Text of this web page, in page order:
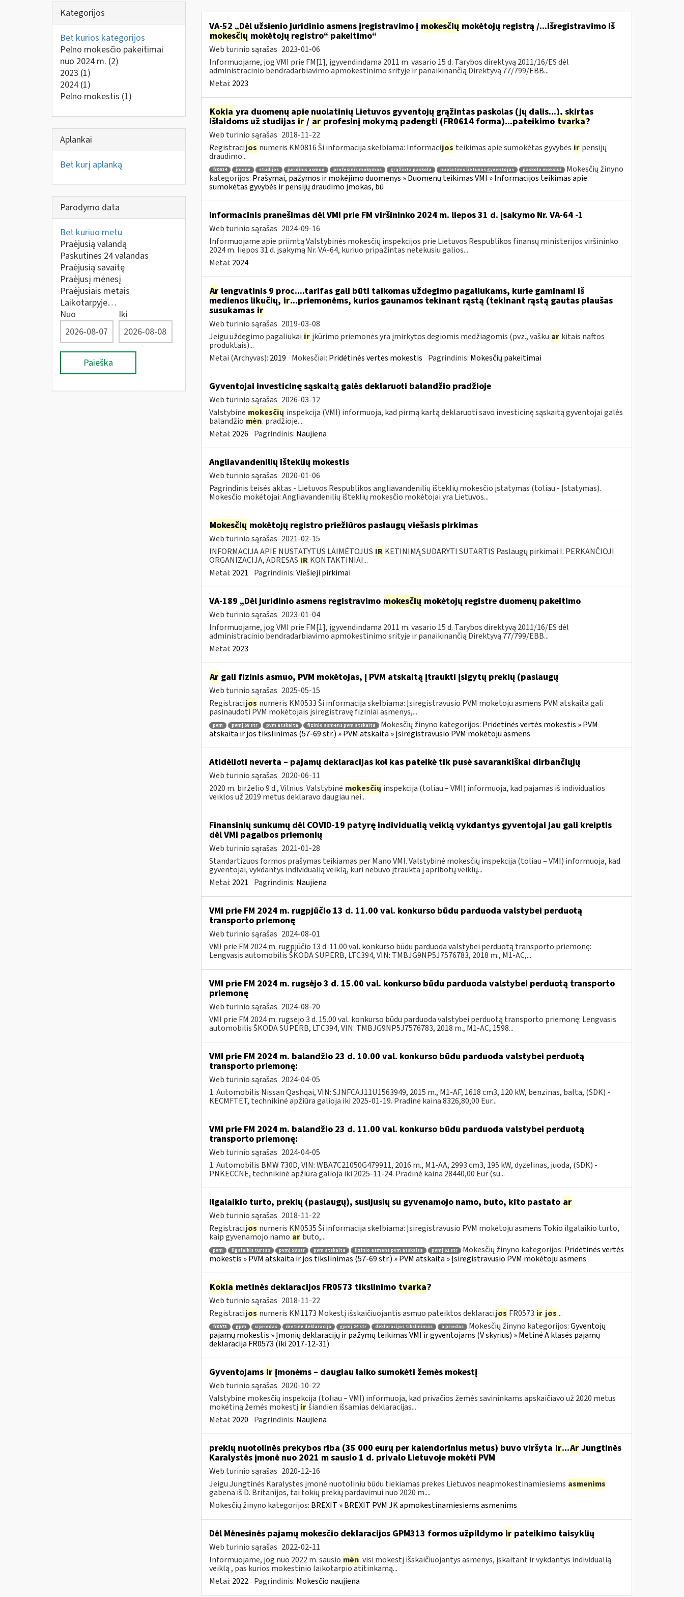
Kategorijos
Bet kurios kategorijos
Pelno mokesčio pakeitimai
nuo 2024 m. (2)
2023 (1)
2024 (1)
Pelno mokestis (1)
Aplankai
Bet kurį aplanką
Parodymo data
Bet kuriuo metu
Praėjusią valandą
Paskutines 24 valandas
Praėjusią savaitę
Praėjusį mėnesį
Praėjusiais metais
Laikotarpyje…
Nuo
Iki
Paieška
VA-52 „Dėl užsienio juridinio asmens įregistravimo į mokesčių mokėtojų registrą /...išregistravimo iš
mokesčių mokėtojų registro“ pakeitimo“
Web turinio sąrašas 2023-01-06
Informuojame, jog VMI prie FM[1], įgyvendindama 2011 m. vasario 15 d. Tarybos direktyvą 2011/16/ES dėl
administracinio bendradarbiavimo apmokestinimo srityje ir panaikinančią Direktyvą 77/799/EBB...
Metai: 2023
Kokia yra duomenų apie nuolatinių Lietuvos gyventojų grąžintas paskolas (jų dalis...), skirtas
išlaidoms už studijas ir/ arprofesinį mokymą padengti (FR0614 forma)...pateikimo tvarka?
Web turinio sąrašas 2018-11-22
Registracijos numeris KM0816 Ši informacija skelbiama: Informacijos teikimas apie sumokėtas gyvybės ir pensijų
draudimo...
fr0614 įmonė studijos juridinis asmuo profesinis mokymas grąžinta paskola nuolatinis lietuvos gyventojas paskola mokslui
Mokesčių žinyno
kategorijos: Prašymai, pažymos ir mokėjimo duomenys » Duomenų teikimas VMI » Informacijos teikimas apie
sumokėtas gyvybės ir pensijų draudimo įmokas, bū
Informacinis pranešimas dėl VMI prie FM viršininko 2024 m. liepos 31 d. įsakymo Nr. VA-64 -1
Web turinio sąrašas 2024-09-16
Informuojame apie priimtą Valstybinės mokesčių inspekcijos prie Lietuvos Respublikos finansų ministerijos viršininko
2024 m. liepos 31 d. įsakymą Nr. VA-64, kuriuo pripažintas netekusiu galios...
Metai: 2024
Arlengvatinis 9 proc....tarifas gali būti taikomas uždegimo pagaliukams, kurie gaminami iš
medienos likučių, ir...priemonėms, kurios gaunamos tekinant rąstą (tekinant rąstą gautas plaušas
susukamas ir
Web turinio sąrašas 2019-03-08
Jeigu uždegimo pagaliukai ir įkūrimo priemonės yra įmirkytos degiomis medžiagomis (pvz., vašku ar kitais naftos
produktais)...
Metai (Archyvas): 2019 Mokesčiai: Pridėtinės vertės mokestis Pagrindinis: Mokesčių pakeitimai
Gyventojai investicinę sąskaitą galės deklaruoti balandžio pradžioje
Web turinio sąrašas 2026-03-12
Valstybinė mokesčių inspekcija (VMI) informuoja, kad pirmą kartą deklaruoti savo investicinę sąskaitą gyventojai galės
balandžio mėn. pradžioje....
Metai: 2026 Pagrindinis: Naujiena
Angliavandenilių išteklių mokestis
Web turinio sąrašas 2020-01-06
Pagrindinis teisės aktas - Lietuvos Respublikos angliavandenilių išteklių mokesčio įstatymas (toliau - Įstatymas).
Mokesčio mokėtojai: Angliavandenilių išteklių mokesčio mokėtojai yra Lietuvos...
Mokesčių mokėtojų registro priežiūros paslaugų viešasis pirkimas
Web turinio sąrašas 2021-02-15
INFORMACIJA APIE NUSTATYTUS LAIMĖTOJUS IR KETINIMĄ SUDARYTI SUTARTIS Paslaugų pirkimai I. PERKANČIOJI
ORGANIZACIJA, ADRESAS IR KONTAKTINIAI...
Metai: 2021 Pagrindinis:Viešieji pirkimai
VA-189 „Dėl juridinio asmens registravimo mokesčių mokėtojų registre duomenų pakeitimo
Web turinio sąrašas 2023-01-04
Informuojame, jog VMI prie FM[1], įgyvendindama 2011 m. vasario 15 d. Tarybos direktyvą 2011/16/ES dėl
administracinio bendradarbiavimo apmokestinimo srityje ir panaikinančią Direktyvą 77/799/EBB...
Metai: 2023
Argali fizinis asmuo, PVM mokėtojas, į PVM atskaitą įtraukti įsigytų prekių (paslaugų
Web turinio sąrašas 2025-05-15
Registracijos numeris KM0533 Ši informacija skelbiama: Įsiregistravusio PVM mokėtoju asmens PVM atskaita gali
pasinaudoti PVM mokėtojais įsiregistravę fiziniai asmenys,...
pvm pvmį 58 str pvm atskaita fizinio asmens pvm atskaita Mokesčių žinyno kategorijos: Pridėtinės vertės mokestis » PVM
atskaita ir jos tikslinimas (57-69 str.) » PVM atskaita » Įsiregistravusio PVM mokėtoju asmens
Atidėlioti neverta – pajamų deklaracijas kol kas pateikė tik pusė savarankiškai dirbančiųjų
Web turinio sąrašas 2020-06-11
2020 m. birželio 9 d., Vilnius. Valstybinė mokesčių inspekcija (toliau – VMI) informuoja, kad pajamas iš individualios
veiklos už 2019 metus deklaravo daugiau nei...
Finansinių sunkumų dėl COVID-19 patyrę individualią veiklą vykdantys gyventojai jau gali kreiptis
dėl VMI pagalbos priemonių
Web turinio sąrašas 2021-01-28
Standartizuos formos prašymas teikiamas per Mano VMI. Valstybinė mokesčių inspekcija (toliau – VMI) informuoja, kad
gyventojai, vykdantys individualią veiklą, kuri nebuvo įtraukta į apribotų veiklų...
Metai: 2021 Pagrindinis: Naujiena
VMI prie FM 2024 m. rugpjūčio 13 d. 11.00 val. konkurso būdu parduoda valstybei perduotą
transporto priemonę
Web turinio sąrašas 2024-08-01
VMI prie FM 2024 m. rugpjūčio 13 d. 11.00 val. konkurso būdu parduoda valstybei perduotą transporto priemonę:
Lengvasis automobilis ŠKODA SUPERB, LTC394, VIN: TMBJG9NP5J7576783, 2018 m., M1-AC,...
VMI prie FM 2024 m. rugsėjo 3 d. 15.00 val. konkurso būdu parduoda valstybei perduotą transporto
priemonę
Web turinio sąrašas 2024-08-20
VMI prie FM 2024 m. rugsėjo 3 d. 15.00 val. konkurso būdu parduoda valstybei perduotą transporto priemonę: Lengvasis
automobilis ŠKODA SUPERB, LTC394, VIN: TMBJG9NP5J7576783, 2018 m., M1-AC, 1598...
VMI prie FM 2024 m. balandžio 23 d. 10.00 val. konkurso būdu parduoda valstybei perduotą
transporto priemonę:
Web turinio sąrašas 2024-04-05
1. Automobilis Nissan Qashqai, VIN: SJNFCAJ11U1563949, 2015 m., M1-AF, 1618 cm3, 120 kW, benzinas, balta, (SDK) -
KECMFTET, technikinė apžiūra galioja iki 2025-01-19. Pradinė kaina 8326,80,00 Eur...
VMI prie FM 2024 m. balandžio 23 d. 11.00 val. konkurso būdu parduoda valstybei perduotą
transporto priemonę:
Web turinio sąrašas 2024-04-05
1. Automobilis BMW 730D, VIN: WBA7C21050G479911, 2016 m., M1-AA, 2993 cm3, 195 kW, dyzelinas, juoda, (SDK) -
PNKECCNE, technikinė apžiūra galioja iki 2025-11-24. Pradinė kaina 28440,00 Eur (su...
ilgalaikio turto, prekių (paslaugų), susijusių su gyvenamojo namo, buto, kito pastato ar
Web turinio sąrašas 2018-11-22
Registracijos numeris KM0535 Ši informacija skelbiama: Įsiregistravusio PVM mokėtoju asmens Tokio ilgalaikio turto,
kaip gyvenamojo namo ar buto,...
pvm ilgalaikis turtas pvmį 58 str pvm atskaita fizinio asmens pvm atskaita pvmį 61 str Mokesčių žinyno kategorijos: Pridėtinės vertės
mokestis » PVM atskaita ir jos tikslinimas (57-69 str.) » PVM atskaita » Įsiregistravusio PVM mokėtoju asmens
Kokia metinės deklaracijos FR0573 tikslinimo tvarka?
Web turinio sąrašas 2018-11-22
Registracijos numeris KM1173 Mokestį išskaičiuojantis asmuo pateiktos deklaracijos FR0573 ir jos...
fr0573 gpm u priedas metinė deklaracija gpmį 24 str deklaracijos tikslinimas a priedas Mokesčių žinyno kategorijos:Gyventojų
pajamų mokestis » Įmonių deklaracijų ir pažymų teikimas VMI ir gyventojams (V skyrius) » Metinė A klasės pajamų
deklaracija FR0573 (iki 2017-12-31)
Gyventojams irįmonėms – daugiau laiko sumokėti žemės mokestį
Web turinio sąrašas 2020-10-22
Valstybinė mokesčių inspekcija (toliau – VMI) informuoja, kad privačios žemės savininkams apskaičiavo už 2020 metus
mokėtiną žemės mokestį ir šiandien išsamias deklaracijas...
Metai: 2020 Pagrindinis: Naujiena
prekių nuotolinės prekybos riba (35 000 eurų per kalendorinius metus) buvo viršyta ir...ArJungtinės
Karalystės įmonė nuo 2021 m sausio 1 d. privalo Lietuvoje mokėti PVM
Web turinio sąrašas 2020-12-16
Jeigu Jungtinės Karalystės įmonė nuotoliniu būdu tiekiamas prekes Lietuvos neapmokestinamiesiems asmenims
gabena iš D. Britanijos, tai tokių prekių pardavimui nuo 2020 m....
Mokesčių žinyno kategorijos: BREXIT » BREXIT PVM JK apmokestinamiesiems asmenims
Dėl Mėnesinės pajamų mokesčio deklaracijos GPM313 formos užpildymo irpateikimo taisyklių
Web turinio sąrašas 2022-02-11
Informuojame, jog nuo 2022 m. sausio mėn. visi mokestį išskaičiuojantys asmenys, įskaitant ir vykdantys individualią
veiklą , pas kurios mokestinio laikotarpio atitinkamą...
Metai: 2022 Pagrindinis: Mokesčio naujiena